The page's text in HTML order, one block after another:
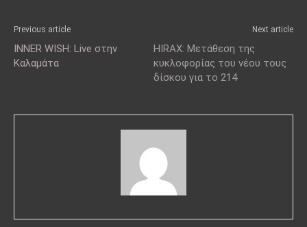
Previous article
INNER WISH: Live στην
Καλαμάτα
Next article
HIRAX: Μετάθεση της
κυκλοφορίας του νέου τους
δίσκου για το 214